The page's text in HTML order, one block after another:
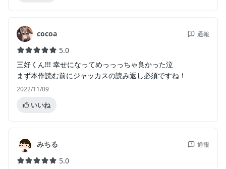
cocoa 通報
5.0
三好くん!!! 幸せになってめっっっちゃ良かった泣
まず本作読む前にジャッカスの読み返し必須ですね！
2022/11/09
いいね
みちる 通報
5.0